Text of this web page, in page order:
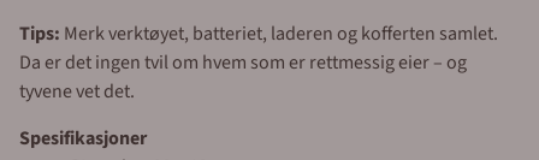
Tips: Merk verktøyet, batteriet, laderen og kofferten samlet.
Da er det ingen tvil om hvem som er rettmessig eier – og
tyvene vet det.
Spesifikasjoner